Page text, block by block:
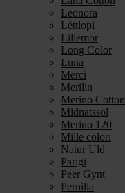
Leonora
Léttlopi
Lillemor
Long Color
Luna
Merci
Merilin
Merino Cotton
Midnatssol
Merino 120
Mille colori
Natur Uld
Parigi
Peer Gynt
Pernilla